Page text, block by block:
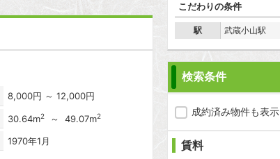
8,000円 ～ 12,000円
30.64m2 ～ 49.07m2
1970年1月
こだわりの条件
駅 武蔵小山駅
検索条件
成約済み物件も表示
賃料